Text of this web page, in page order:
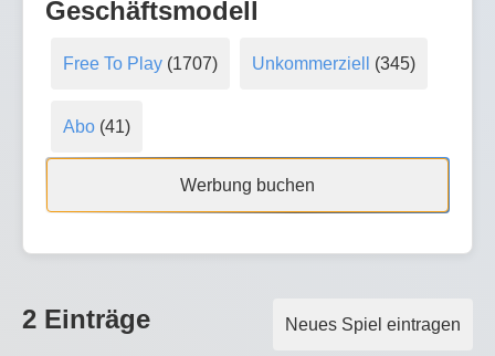
Geschäftsmodell
Free To Play(1707) Unkommerziell (345)
Abo(41)
Werbung buchen
Neues Spiel eintragen
2 Einträge